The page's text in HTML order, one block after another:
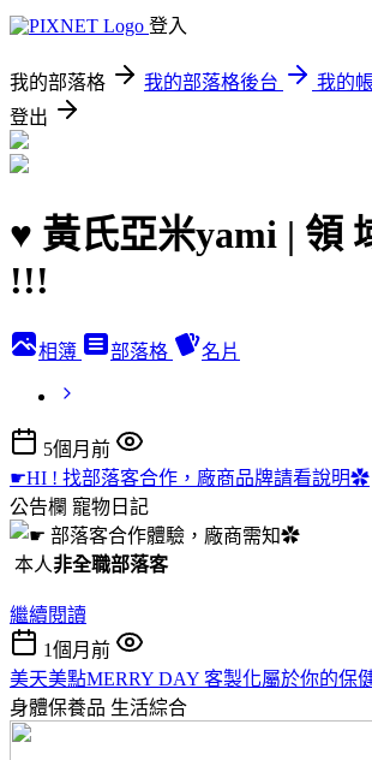
登入
我的部落格 我的部落格後台
我的
登出
♥ 黃氏亞米yami | 領
!!!
相簿 部落格 名片
5個月前
☛HI ! 找部落客合作，廠商品牌請看說明✿
公告欄 寵物日記
本人非全職部落客
繼續閱讀
1個月前
美天美點MERRY DAY 客製化屬於你的保
身體保養品 生活綜合